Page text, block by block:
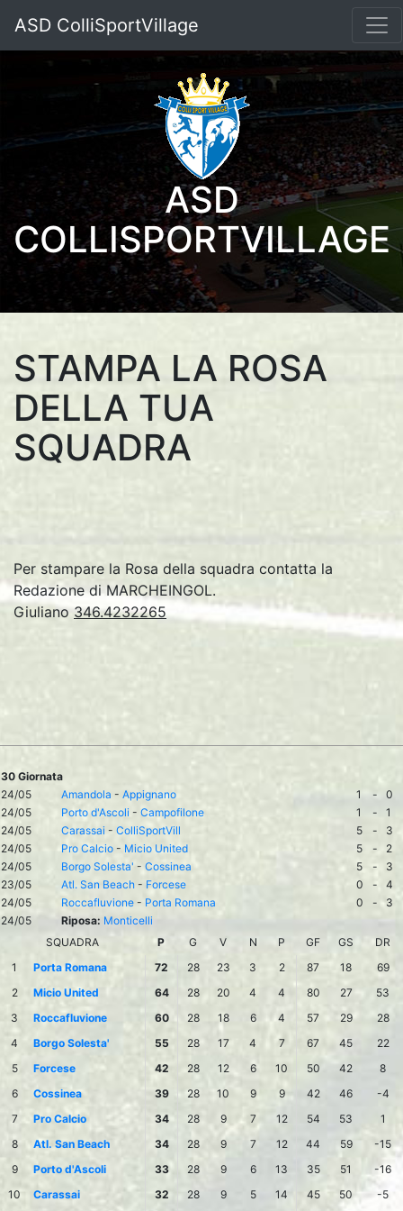
ASD ColliSportVillage
ASD
COLLISPORTVILLAGE
STAMPA LA ROSA
DELLA TUA
SQUADRA
Per stampare la Rosa della squadra contatta la
Redazione di MARCHEINGOL.
Giuliano346.4232265
30 Giornata
24/05
Amandola - Appignano 1 -
0
24/05
Porto d'Ascoli - Campofilone 1 -
1
24/05
Carassai - ColliSportVill 5 -
3
24/05
Pro Calcio - Micio United 5 -
2
24/05
Borgo Solesta' - Cossinea 5 -
3
23/05
Atl. San Beach - Forcese 0 -
4
24/05
Roccafluvione - Porta Romana 0 -
3
24/05
Riposa: Monticelli
SQUADRA
P G V N P GF GS
DR
1
Porta Romana 72 28 23 3 2 87 18
69
2
Micio United 64 28 20 4 4 80 27
53
3
Roccafluvione 60 28 18 6 4 57 29
28
4
Borgo Solesta' 55 28 17 4 7 67 45
22
5
Forcese 42 28 12 6 10 50 42
8
6
Cossinea 39 28 10 9 9 42 46
-4
7
Pro Calcio 34 28 9 7 12 54 53
1
8
Atl. San Beach 34 28 9 7 12 44 59
-15
9
Porto d'Ascoli 33 28 9 6 13 35 51
-16
10
Carassai 32 28 9 5 14 45 50 -5